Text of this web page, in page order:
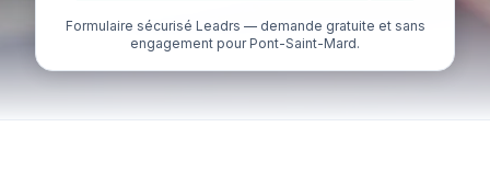
Formulaire sécurisé Leadrs — demande gratuite et sans
engagement pour Pont-Saint-Mard.